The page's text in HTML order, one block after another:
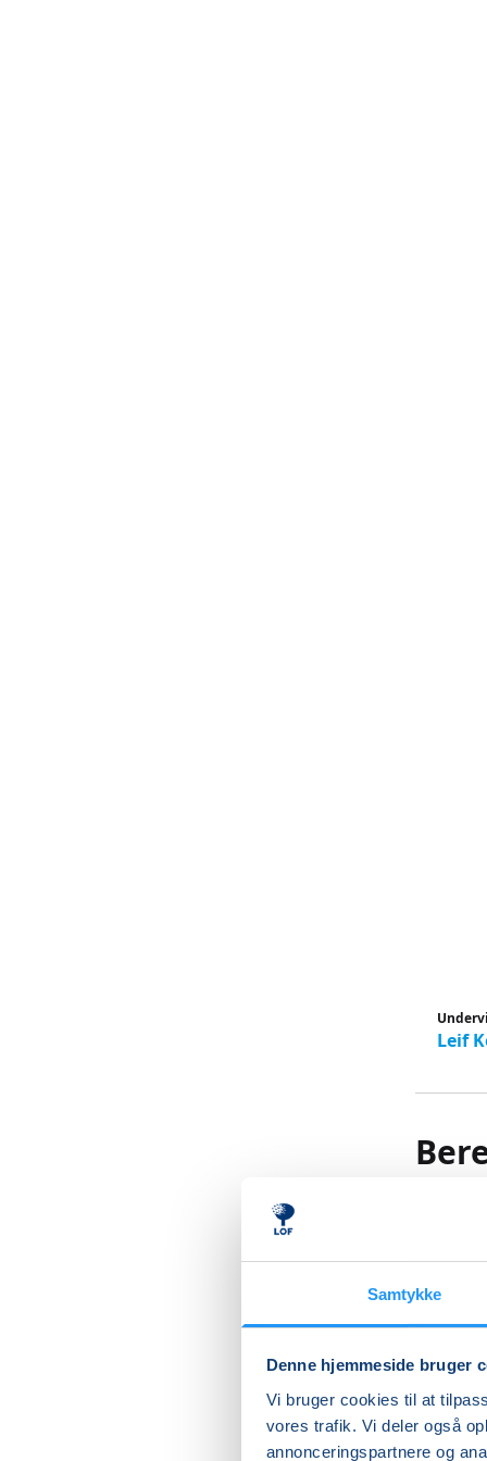
Samtykke
Denne hjemmeside bruger
Vi bruger cookies til at
vores trafik. Vi deler også
annonceringspartnere og
Leif
Kunne
Ulykker
På
forskel,